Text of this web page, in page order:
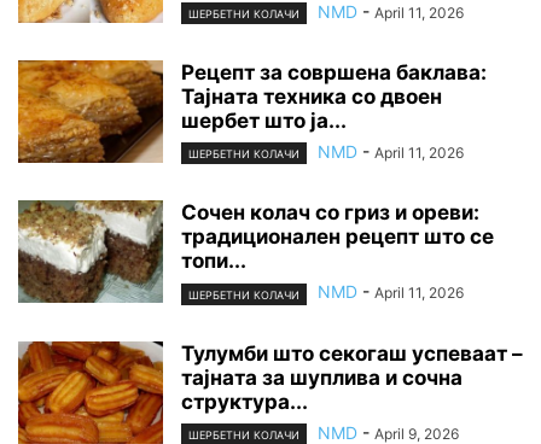
ШЕРБЕТНИ КОЛАЧИ NMD - April 11, 2026
Рецепт за совршена баклава:
Тајната техника со двоен
шербет што ја...
ШЕРБЕТНИ КОЛАЧИ NMD - April 11, 2026
Сочен колач со гриз и ореви:
традиционален рецепт што се
топи...
ШЕРБЕТНИ КОЛАЧИ NMD - April 11, 2026
Тулумби што секогаш успеваат –
тајната за шуплива и сочна
структура...
ШЕРБЕТНИ КОЛАЧИ NMD - April 9, 2026